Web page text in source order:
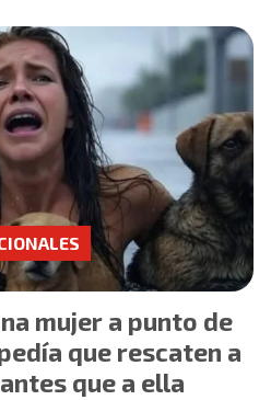
mujer a punto de
que rescaten a
que a ella